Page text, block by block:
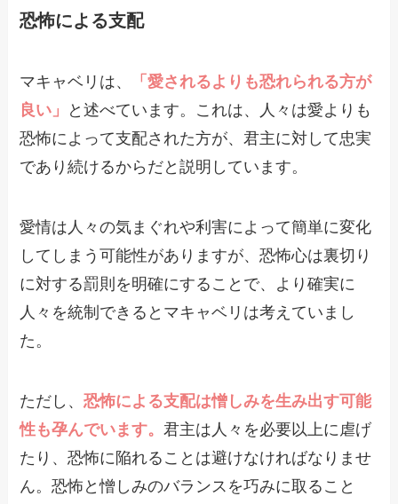
恐怖による支配
マキャベリは、
「愛されるよりも恐れられる方が
良い」
と述べています。これは、人々は愛よりも
恐怖によって支配された方が、君主に対して忠実
であり続けるからだと説明しています。
愛情は人々の気まぐれや利害によって簡単に変化
してしまう可能性がありますが、恐怖心は裏切り
に対する罰則を明確にすることで、より確実に
人々を統制できるとマキャベリは考えていまし
た。
ただし、恐怖による支配は憎しみを生み出す可能
性も孕んでいます。君主は人々を必要以上に虐げ
たり、恐怖に陥れることは避けなければなりませ
ん。恐怖と憎しみのバランスを巧みに取ること